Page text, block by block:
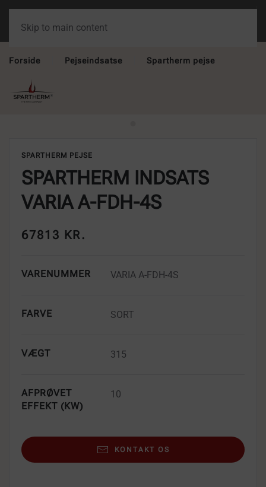
Skip to main content
Forside Pejseindsatse Spartherm pejse
SPARTHERM PEJSE
SPARTHERM INDSATS
VARIA A-FDH-4S
67813 KR.
VARENUMMER VARIA A-FDH-4S
FARVE SORT
VÆGT 315
AFPRØVET
EFFEKT (KW)
10
KONTAKT OS